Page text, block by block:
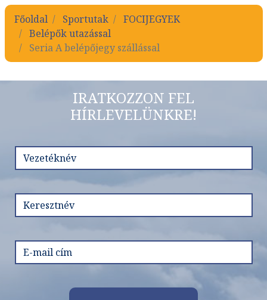
Főoldal Sportutak
FOCIJEGYEK
Belépők utazással
Seria A belépőjegy szállással
IRATKOZZON FEL
HÍRLEVELÜNKRE!